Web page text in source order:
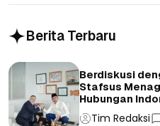
Berita Terbaru
Berdiskusi
Stafsus
Hubungan
Tim Redaksi